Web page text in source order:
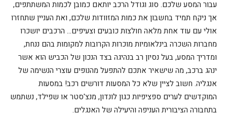
עבור המסע שלכם. סוג וגודל הרכב יותאם כמובן לכמות המשתתפים,
אך ניקח תמיד בחשבון את כמות המזוודות שלכם, ואת העניין שתחזרו
אולי עם עוד אחת מלאה חולצות כובעים וצעיפים… הרכבים יושכרו
מחברות השכרה בינלאומיות מוכרות הקרובות למקומות בהם ננחת,
ומדריך המסע, בעל נסיון רב בנהיגה בצד הנכון של הכביש הוא אשר
ינהג ברכב, מה שישאיר אתכם להתפעל מהנופים עוצרי הנשימה של
אנגליה. חשוב לציין שלא כל המסעות דורשים רכב! במסעות
המוקדשים לערים ספציפיות כגון לונדון, מנצ'סטר או שפילד, נשתמש
בתחבורה הציבורית העניפה והיעילה של האנגלים.